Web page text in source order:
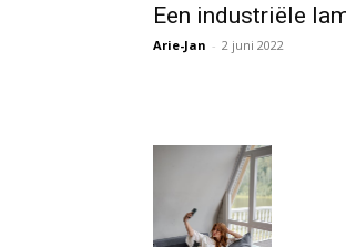
Een industriële
Arie-Jan - 2 juni 2022